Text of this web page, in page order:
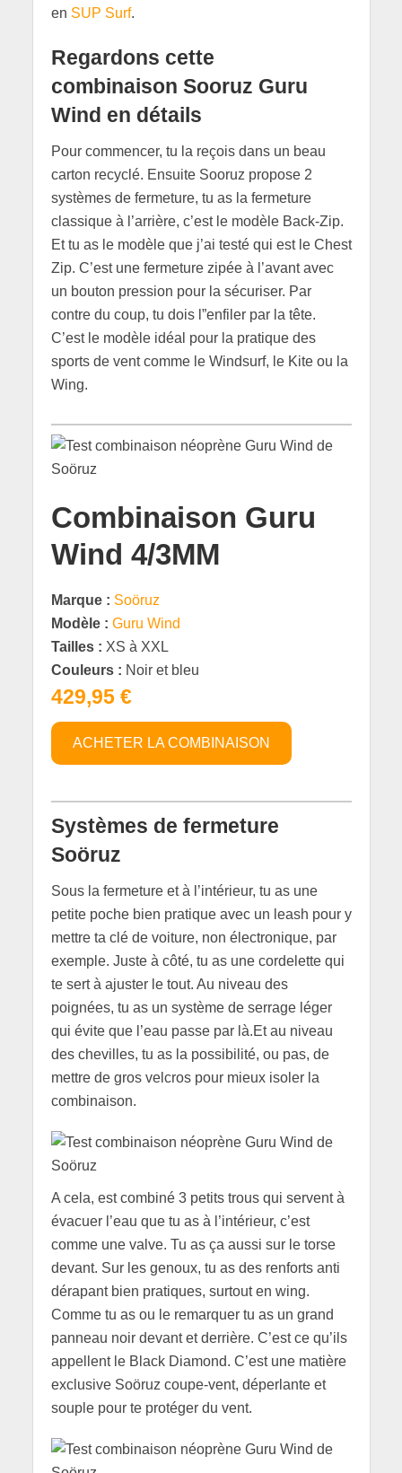
en SUP Surf.
Regardons cette
combinaison Sooruz Guru
Wind en détails
Pour commencer, tu la reçois dans un beau
carton recyclé. Ensuite Sooruz propose 2
systèmes de fermeture, tu as la fermeture
classique à l’arrière, c’est le modèle Back-Zip.
Et tu as le modèle que j’ai testé qui est le Chest
Zip. C’est une fermeture zipée à l’avant avec
un bouton pression pour la sécuriser. Par
contre du coup, tu dois l”enfiler par la tête.
C’est le modèle idéal pour la pratique des
sports de vent comme le Windsurf, le Kite ou la
Wing.
Combinaison Guru
Wind 4/3MM
Marque : Soöruz
Modèle : Guru Wind
Tailles : XS à XXL
Couleurs : Noir et bleu
429,95 €
ACHETER LA COMBINAISON
Systèmes de fermeture
Soöruz
Sous la fermeture et à l’intérieur, tu as une
petite poche bien pratique avec un leash pour y
mettre ta clé de voiture, non électronique, par
exemple. Juste à côté, tu as une cordelette qui
te sert à ajuster le tout. Au niveau des
poignées, tu as un système de serrage léger
qui évite que l’eau passe par là.Et au niveau
des chevilles, tu as la possibilité, ou pas, de
mettre de gros velcros pour mieux isoler la
combinaison.
A cela, est combiné 3 petits trous qui servent à
évacuer l’eau que tu as à l’intérieur, c’est
comme une valve. Tu as ça aussi sur le torse
devant. Sur les genoux, tu as des renforts anti
dérapant bien pratiques, surtout en wing.
Comme tu as ou le remarquer tu as un grand
panneau noir devant et derrière. C’est ce qu’ils
appellent le Black Diamond. C’est une matière
exclusive Soöruz coupe-vent, déperlante et
souple pour te protéger du vent.